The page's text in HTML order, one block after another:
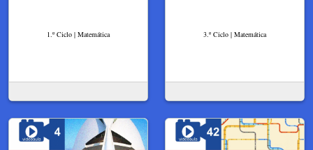
1.º Ciclo | Matemática 3.º Ciclo | Matemática